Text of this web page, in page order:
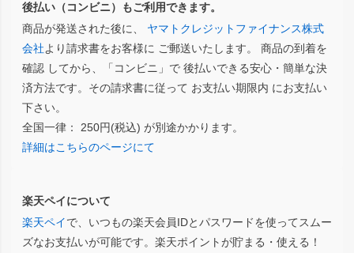
後払い（コンビニ）もご利用できます。
商品が発送された後に、 ヤマトクレジットファイナンス株式
会社より請求書をお客様に ご郵送いたします。 商品の到着を
確認 してから、「コンビニ」で 後払いできる安心・簡単な決
済方法です。その請求書に従って お支払い期限内 にお支払い
下さい。
全国一律： 250円(税込) が別途かかります。
詳細はこちらのページにて
楽天ペイについて
楽天ペイで、いつもの楽天会員IDとパスワードを使ってスムー
ズなお支払いが可能です。楽天ポイントが貯まる・使える！